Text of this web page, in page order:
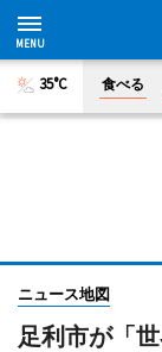
35°C 食べる
ニュース地図
足利市が「